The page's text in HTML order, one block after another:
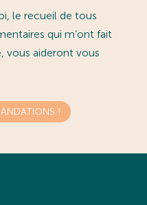
le recueil de tous
qui m’ont fait
vous aideront vous
!